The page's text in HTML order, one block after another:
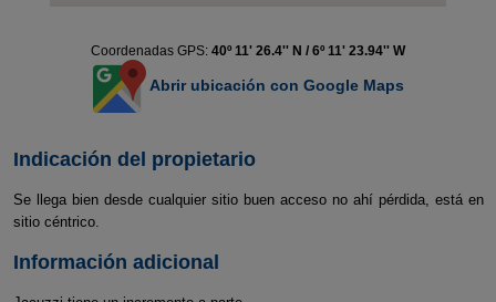
Coordenadas GPS: 40º 11' 26.4'' N / 6º 11' 23.94'' W
Abrir ubicación con Google Maps
Indicación del propietario
Se llega bien desde cualquier sitio buen acceso no ahí pérdida, está en
sitio céntrico.
Información adicional